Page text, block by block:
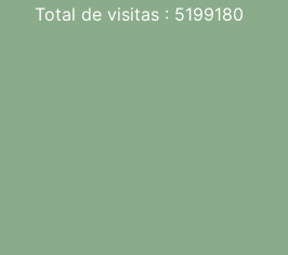
Total de visitas : 5199180